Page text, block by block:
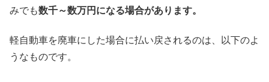
みでも数千～数万円になる場合があります。
軽自動車を廃車にした場合に払い戻されるのは、以下のよ
うなものです。